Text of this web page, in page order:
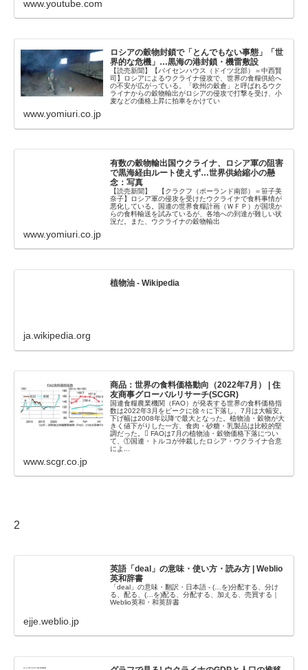
www.youtube.com
ロシアの穀物封鎖で「とんでもない事態」「世
界的な危機」…黒海の港封鎖・機雷敷設
【読売新聞】【バイセンハウス（ドイツ北部）＝中西賢
司】ロシアによるウクライナ侵攻で、世界の食糧供給へ
の不安が広がっている。「欧州の穀倉」と呼ばれるウク
ライナからの穀物輸出がロシアの侵攻で打撃を受け、小
麦などの価格上昇に拍車をかけてい
www.yomiuri.co.jp
有数の穀物輸出国ウクライナ、ロシア軍の阻害
で黒海経由ルート使えず…世界供給縮小の懸
念：写真
【読売新聞】 【クラクフ（ポーランド南部）＝笹子美
奈子】ロシア軍の侵攻を受けたウクライナで食料事情が
悪化している。国連の世界食糧計画（ＷＦＰ）が国境か
らの食料輸送を試みているが、各地への到達が難しい状
況だ。また、ウクライナの穀物輸出
www.yomiuri.co.jp
植物油 - Wikipedia
ja.wikipedia.org
商品：世界の食料価格動向（2022年7月） | 住
友商事グローバルリサーチ(SCGR)
国連食糧農業機関（FAO）が発表する世界の食料価格指
数は2022年3月をピークに徐々に下落し、7月は大幅安。
下げ幅は2008年以降で最大となった。植物油・穀物が大
きく値下がりした一方、食肉・砂糖・乳製品は比較的堅
調だった。 FAOは7月の植物油・穀物価格下落につい
て、①国連・トルコが仲裁したロシア・ウクライナ合意
によ...
www.scgr.co.jp
2
英語「deal」の意味・使い方・読み方 | Weblio
英和辞書
「deal」の意味・翻訳・日本語 - (…を)分配する、分け
る、配る、(…を)配る、分配する、加える、売買する｜
Weblio英和・和英辞書
ejje.weblio.jp